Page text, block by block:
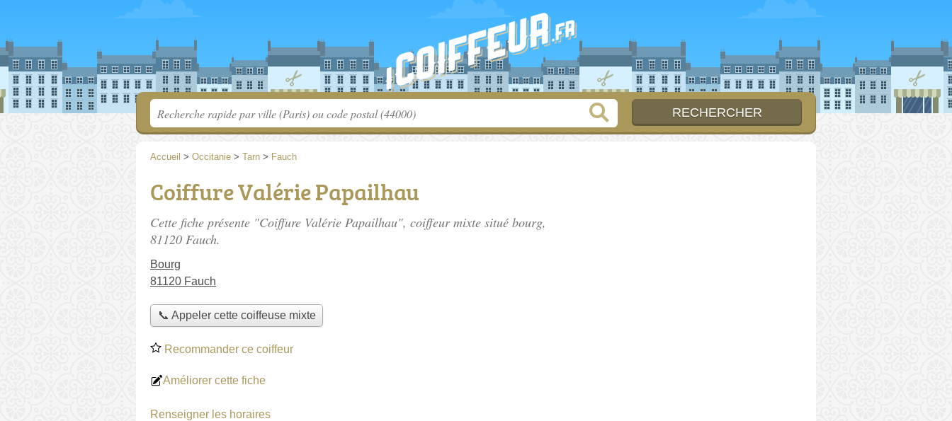
Accueil > Occitanie > Tarn > Fauch
Coiffure Valérie Papailhau
Cette fiche présente "Coiffure Valérie Papailhau", coiffeur mixte situé bourg,
81120 Fauch.
Bourg
81120 Fauch
📞 Appeler cette coiffeuse mixte
Recommander ce coiffeur
Améliorer cette fiche
Renseigner les horaires